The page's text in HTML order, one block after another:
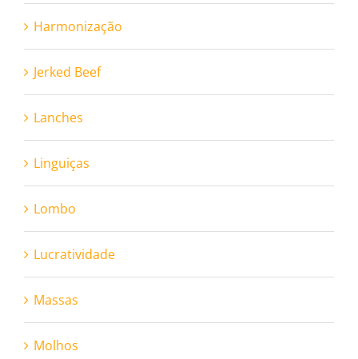
Harmonização
Jerked Beef
Lanches
Linguiças
Lombo
Lucratividade
Massas
Molhos